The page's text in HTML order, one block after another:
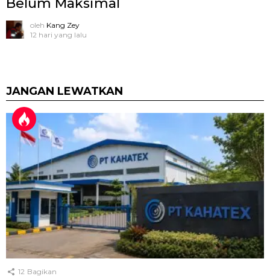
oleh Kang Zey
12 hari yang lalu
JANGAN LEWATKAN
12 Bagikan